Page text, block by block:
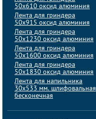
50х610 оксид алюминия
Лента для гриндера
50х915 оксид алюминия
Лента для гриндера
50х1230 оксид алюминия
Лента для гриндера
50х1600 оксид алюминия
Лента для гриндера
50х1830 оксид алюминия
Лента для напильника
30х533 мм. шлифовальная
бесконечная